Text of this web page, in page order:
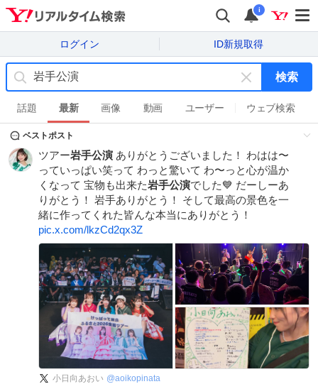
i
ログイン ID新規取得
キ
ー
ワ
ド
を
消
す
検索
話題 最新 画像 動画 ユーザー ウェブ検索
ベストポスト
ツアー岩手公演 ありがとうございました！ わはは〜
っていっぱい笑って わっと驚いて わ〜っと心が温か
くなって 宝物も出来た岩手公演でした💙 だーしーあ
りがとう！ 岩手ありがとう！ そして最高の景色を一
緒に作ってくれた皆んな本当にありがとう！
pic.x.com/lkzCd2qx3Z
小日向あおい @aoikopinata